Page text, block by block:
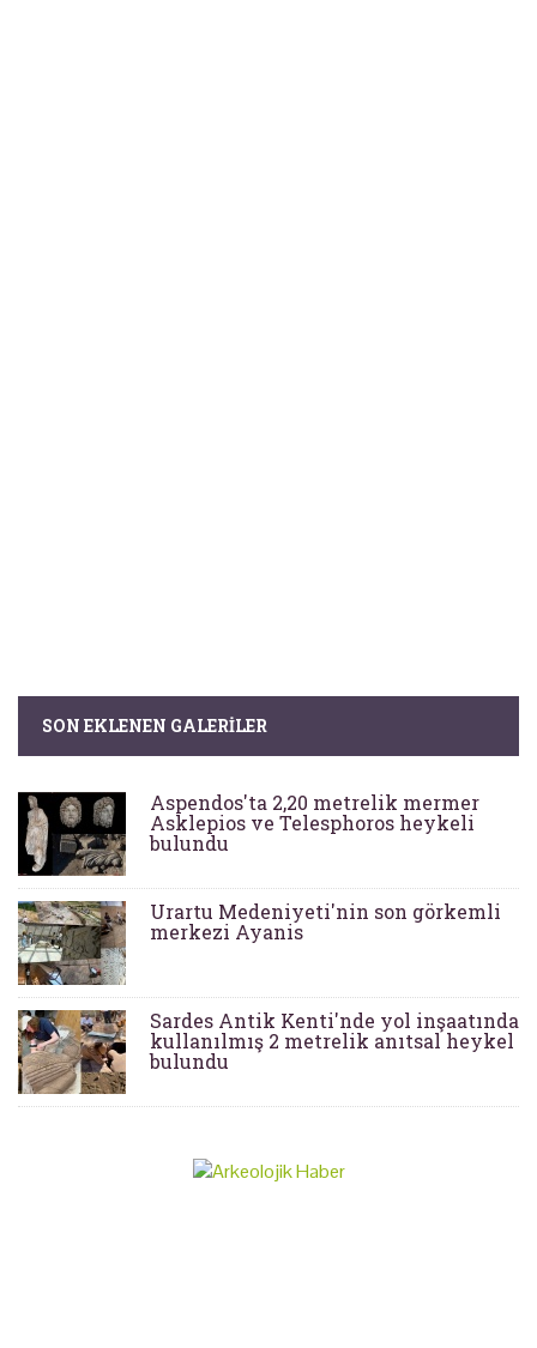
SON EKLENEN GALERILER
Aspendos'ta 2,20 metrelik mermer
Asklepios ve Telesphoros heykeli
bulundu
Urartu Medeniyeti'nin son görkemli
merkezi Ayanis
Sardes Antik Kenti'nde yol inşaatında
kullanılmış 2 metrelik anıtsal heykel
bulundu